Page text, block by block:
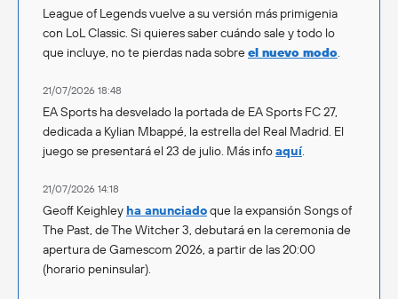
League of Legends vuelve a su versión más primigenia
con LoL Classic. Si quieres saber cuándo sale y todo lo
que incluye, no te pierdas nada sobreel nuevo modo.
21/07/2026 18:48
EA Sports ha desvelado la portada de EA Sports FC 27,
dedicada a Kylian Mbappé, la estrella del Real Madrid. El
juego se presentará el 23 de julio. Más infoaquí.
21/07/2026 14:18
Geoff Keighley ha anunciadoque la expansión Songs of
The Past, de The Witcher 3, debutará en la ceremonia de
apertura de Gamescom 2026, a partir de las 20:00
(horario peninsular).